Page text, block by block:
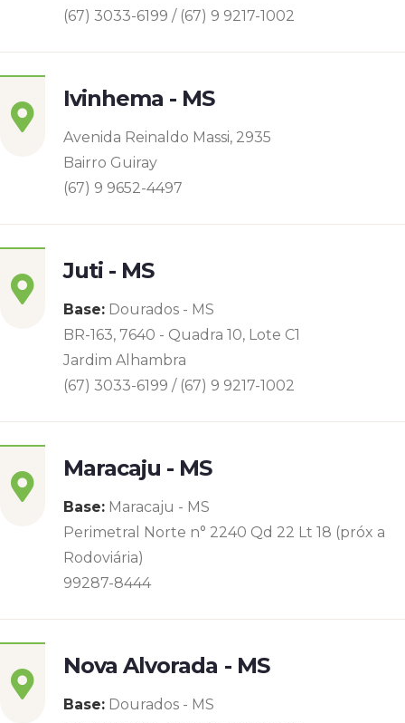
(67) 3033-6199 / (67) 9 9217-1002
Ivinhema - MS
Avenida Reinaldo Massi, 2935
Bairro Guiray
(67) 9 9652-4497
Juti - MS
Base: Dourados - MS
BR-163, 7640 - Quadra 10, Lote C1
Jardim Alhambra
(67) 3033-6199 / (67) 9 9217-1002
Maracaju - MS
Base: Maracaju - MS
Perimetral Norte n° 2240 Qd 22 Lt 18 (próx a
Rodoviária)
99287-8444
Nova Alvorada - MS
Base: Dourados - MS